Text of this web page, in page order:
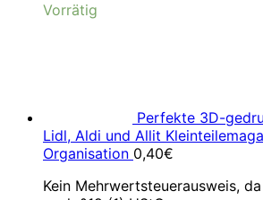
Vorrätig
Perfekte 3D-
Lidl, Aldi und Allit
Organisation 0,40€
Kein Mehrwertsteuerausweis,